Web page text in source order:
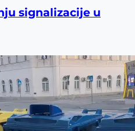
signalizacije u